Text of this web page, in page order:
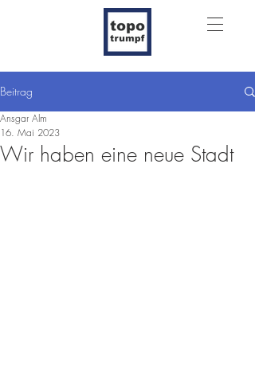
Beitrag
Wir haben eine neue Stadt
Ansgar Alm
16. Mai 2023